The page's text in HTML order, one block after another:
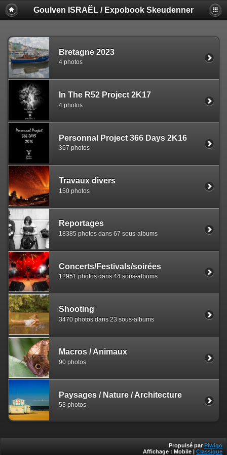
Goulven ISRAËL / Expobook Skeudenner
Bretagne 2023
4 photos
In The R52 Project 2K17
4 photos
Personnal Project 366 Days 2K16
367 photos
Travaux divers
150 photos
Reportages
18385 photos dans 67 sous-albums
Concerts/Festivals/soirées
12951 photos dans 44 sous-albums
Shooting
3470 photos dans 23 sous-albums
Macros / Animaux
90 photos
Paysages / Nature / Architecture
53 photos
Propulsé par Piwigo
Affichage : Mobile Classique